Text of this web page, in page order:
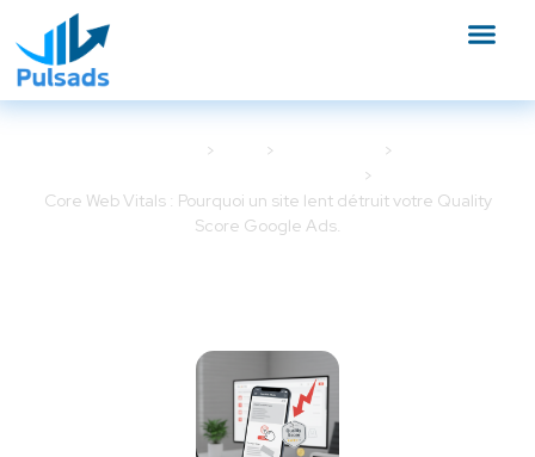
Core Web Vitals : Pourquoi un site lent détruit votre Quality
Score Google Ads.